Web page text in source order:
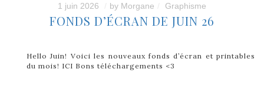
1 juin 2026 by Morgane Graphisme
FONDS D’ÉCRAN DE JUIN 26
Hello Juin! Voici les nouveaux fonds d’écran et printables
du mois! ICI Bons téléchargements <3